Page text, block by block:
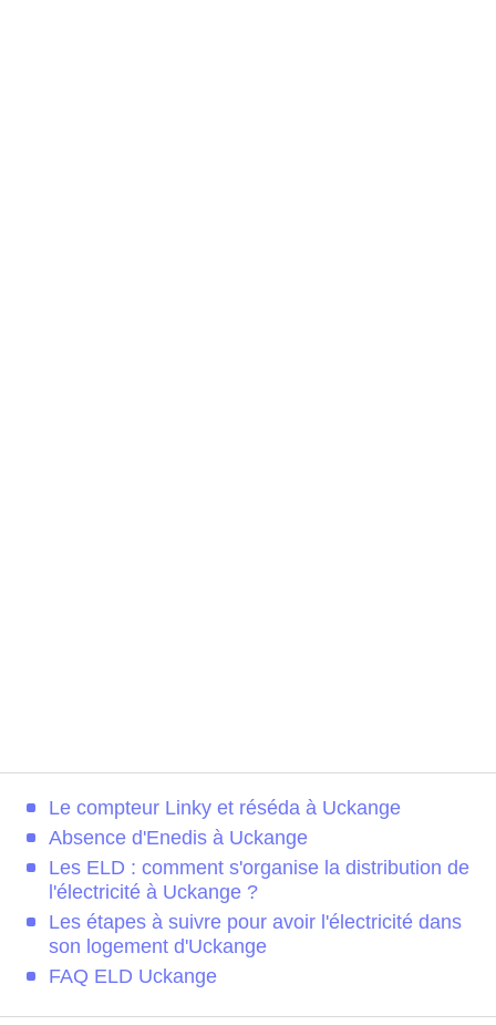
Le compteur Linky et réséda à Uckange
Absence d'Enedis à Uckange
Les ELD : comment s'organise la distribution de
l'électricité à Uckange ?
Les étapes à suivre pour avoir l'électricité dans
son logement d'Uckange
FAQ ELD Uckange